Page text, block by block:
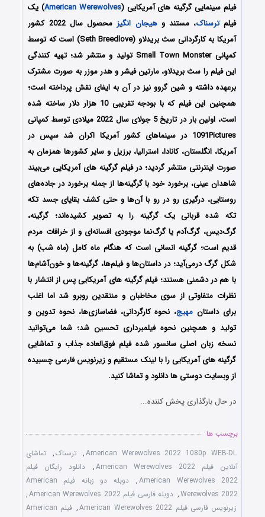
فیلم سینمایی گرگینه های آمریکایی (American Werewolves) یک
فیلمترسناک، مستند وهیجان انگیز
محصول سال 2022 کشور
آمریکا به کارگردانی سث بریدلاو (Seth Breedlove) است که توسط
کمپانی Small Town Monster تولید و منتشر شد؛ تهیه کنندگی
این فیلم را سث بریدلاو، مارتین فیشر و هدر موزر به صورت مشترک
برعهده داشته و شین گروو نیز در آن به ایفای نقش پرداخته‌ است؛
همچنین این فیلم که با بودجه تقریبی 10 هزار دلار ساخته شده
است، اولین بار در تاریخ 5 جولای سال 2022 میلادی توسط کمپانی
1091Pictures در سینماهای کشور آمریکا اکران شد سپس در
آمریکا، انگلستان، کانادا، استرالیا، برزیل و سایر کشورها همزمان به
صورت اینترنتی منتشر گردید؛ در فیلم گرگینه های آمریکایی می‌بیند
شاهدان عینی، برخورد خود با گرگینه‌ها از جمله برخورد در جاده‌های
روستایی، درگیری رو در رو با آن‌ها و حتی کشف بقایای جسد تکه
تکه شده قربانی یک گرگینه را به تصویر کشیده‌اند؛ گرگینه،
گرگ‌دیس، گرگ‌آدم یا گرگ‌نما موجودی افسانه‌ای و از خرافات مردم
قدیم است؛ گرگینه انسانی است که هنگام ماه کامل (ماه شب) به
شکل گرگ درمی‌آید؛ در داستان‌ها و فیلم‌ها، گرگینه‌ها و خون‌آشام‌ها
با هم در دشمنی‌ هستند؛ فیلم گرگینه های آمریکایی پس از انتشار با
نظرات متفاوتی از سوی مخاطبان و منتقدین روبرو شد اما اغلب
برای داستان مهیج، نحوه کارگردانی، فضاسازی‌ها، نحوه تدوین و
تولید و همچنین نحوه فیلمبرداری تحسین شد؛ شما می‌توانید
نسخه زبان اصلی سانسور شده فیلم فوق‌العاده جذاب و تماشایی
گرگینه های آمریکایی را با ‌لینک مستقیم و زیرنویس فارسی چسبیده
از وبسایت دوستی ها دانلود و تماشا کنید.
در حال بارگذاری پخش کننده...
برچسب ها
American Werewolves 2022 1080p WEB-DL
, ترسناک, تماشای
آنلاین فیلم American Werewolves 2022
,
دانلود رایگان فیلم
American Werewolves 2022
,
دوبله دو زبانه فیلم American
Werewolves 2022
, دوبله فارسی فیلم American Werewolves 2022
,
زیرنویس فارسی فیلم American Werewolves 2022
,
فیلم American